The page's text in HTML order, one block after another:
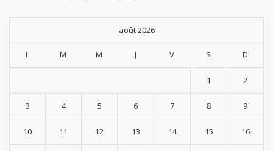
août 2026
L M M J V S D
1 2
3 4 5 6 7 8 9
10 11 12 13 14 15 16